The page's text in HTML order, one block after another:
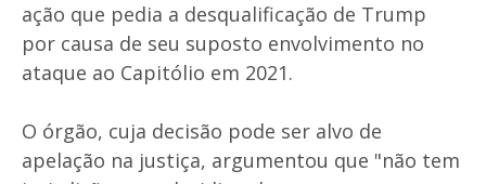
ação que pedia a desqualificação de Trump
por causa de seu suposto envolvimento no
ataque ao Capitólio em 2021.
O órgão, cuja decisão pode ser alvo de
apelação na justiça, argumentou que "não tem